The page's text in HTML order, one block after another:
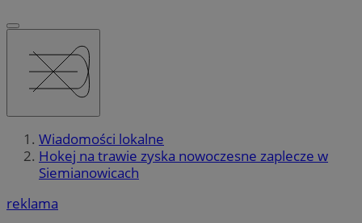
Wiadomości lokalne
Hokej na trawie zyska nowoczesne zaplecze w
Siemianowicach
reklama